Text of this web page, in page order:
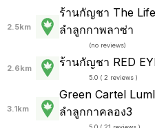
2.5km
ร้านกัญชา The
ลำลูกกาพลาซ่า
(no reviews)
2.6km ร้านกัญชา RED
5.0 ( 2 reviews )
3.1km
Green Cartel
ลำลูกกาคลอง3